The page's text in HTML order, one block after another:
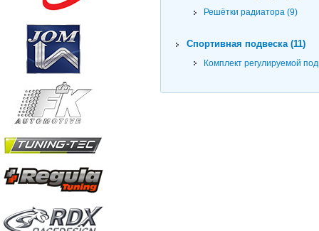
Решётки радиатора (9)
Спортивная подвеска (11)
Комплект регулируемой